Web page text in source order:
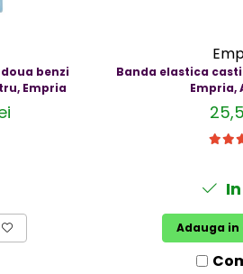
benzi
Empria
Banda elastica
Empria,
Adauga in